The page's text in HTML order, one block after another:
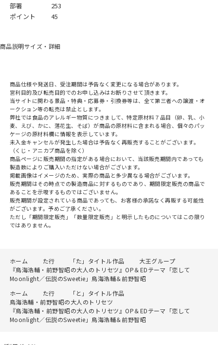
部署
253
ポイント
45
商品説明サイズ・詳細
商品仕様や発送日、受注期間は予告なく変更になる場合があります。
営利目的及び転売目的でのお申し込みはお断りさせて頂きます。
当サイトに関わる景品・特典・応募券・引換券等は、全て第三者への譲渡・オ
ークション等の転売は禁止とします。
弊社では食品のアレルギー物質につきまして、特定原材料７品目（卵、乳、小
麦、えび、かに、落花生、そば）が商品の原材料に含まれる場合、個々のパッ
ケージの原材料欄に情報を表示しています。
未入金キャンセルが発生した場合は予告なく再販売することがございます。
（くじ・アニカプ商品を除く）
商品ページに販売期間の指定がある場合において、当該販売期間内であっても
製造数によりご購入いただけない場合がございます。
掲載画像はイメージのため、実際の商品と多少異なる場合がございます。
販売期間はその時点での製造商品に対するものであり、期間限定販売の商品で
あることを示唆するものではございません。
販売期間が設定されている商品であっても、お客様の承諾なく再販する可能性
がございます。予めご了承ください。
ただし「期間限定販売」「数量限定販売」と明示したものについてはこの限り
ではありません。
ホーム た行 「た」タイトル作品
大王グループ
『鳥海浩輔・前野智昭の大人のトリセツ』OP＆EDテーマ「恋して
Moonlight／伝説のSweetie」鳥海浩輔＆前野智昭
ホーム
た行
「と」タイトル作品
鳥海浩輔・前野智昭の大人のトリセツ
『鳥海浩輔・前野智昭の大人のトリセツ』OP＆EDテーマ「恋して
Moonlight／伝説のSweetie」鳥海浩輔＆前野智昭